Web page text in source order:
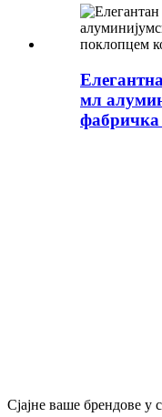
мл
фабричка
Сјајне ваше брендове